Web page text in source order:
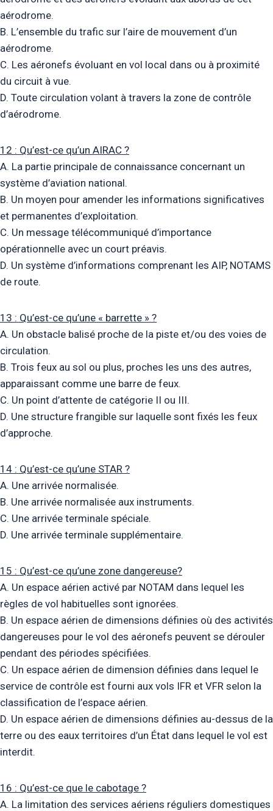
aérodrome.
B. L’ensemble du trafic sur l’aire de mouvement d’un
aérodrome.
C. Les aéronefs évoluant en vol local dans ou à proximité
du circuit à vue.
D. Toute circulation volant à travers la zone de contrôle
d’aérodrome.
12 : Qu’est-ce qu’un AIRAC ?
A. La partie principale de connaissance concernant un
système d’aviation national.
B. Un moyen pour amender les informations significatives
et permanentes d’exploitation.
C. Un message télécommuniqué d’importance
opérationnelle avec un court préavis.
D. Un système d’informations comprenant les AIP, NOTAMS
de route.
13 : Qu’est-ce qu’une « barrette » ?
A. Un obstacle balisé proche de la piste et/ou des voies de
circulation.
B. Trois feux au sol ou plus, proches les uns des autres,
apparaissant comme une barre de feux.
C. Un point d’attente de catégorie II ou III.
D. Une structure frangible sur laquelle sont fixés les feux
d’approche.
14 : Qu’est-ce qu’une STAR ?
A. Une arrivée normalisée.
B. Une arrivée normalisée aux instruments.
C. Une arrivée terminale spéciale.
D. Une arrivée terminale supplémentaire.
15 : Qu’est-ce qu’une zone dangereuse?
A. Un espace aérien activé par NOTAM dans lequel les
règles de vol habituelles sont ignorées.
B. Un espace aérien de dimensions définies où des activités
dangereuses pour le vol des aéronefs peuvent se dérouler
pendant des périodes spécifiées.
C. Un espace aérien de dimension définies dans lequel le
service de contrôle est fourni aux vols IFR et VFR selon la
classification de l’espace aérien.
D. Un espace aérien de dimensions définies au-dessus de la
terre ou des eaux territoires d’un État dans lequel le vol est
interdit.
16 : Qu’est-ce que le cabotage ?
A. La limitation des services aériens réguliers domestiques